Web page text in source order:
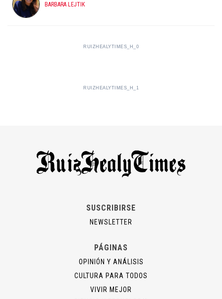
BARBARA LEJTIK
RUIZHEALYTIMES_H_0
RUIZHEALYTIMES_H_1
SUSCRIBIRSE
NEWSLETTER
PÁGINAS
OPINIÓN Y ANÁLISIS
CULTURA PARA TODOS
VIVIR MEJOR